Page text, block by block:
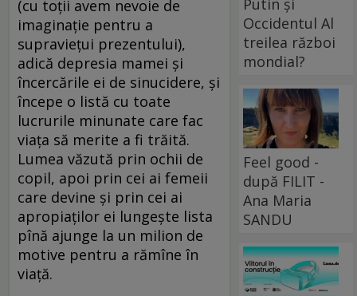
(cu toții avem nevoie de
imaginație pentru a
supraviețui prezentului),
adică depresia mamei și
încercările ei de sinucidere, și
începe o listă cu toate
lucrurile minunate care fac
viața să merite a fi trăită.
Lumea văzută prin ochii de
copil, apoi prin cei ai femeii
care devine și prin cei ai
apropiaților ei lungește lista
pînă ajunge la un milion de
motive pentru a rămîne în
viață.
Putin și
Occidentul Al
treilea război
mondial?
Feel good -
după FILIT -
Ana Maria
SANDU